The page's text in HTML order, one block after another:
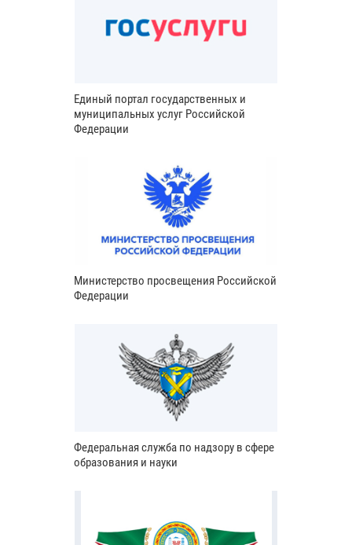
Единый портал государственных и
муниципальных услуг Российской
Федерации
Министерство просвещения Российской
Федерации
Федеральная служба по надзору в сфере
образования и науки